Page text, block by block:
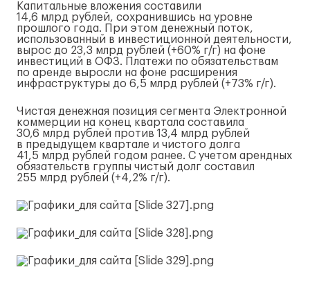
Капитальные вложения составили
14,6 млрд рублей, сохранившись на уровне
прошлого года. При этом денежный поток,
использованный в инвестиционной деятельности,
вырос до 23,3 млрд рублей (+60% г/г) на фоне
инвестиций в ОФЗ. Платежи по обязательствам
по аренде выросли на фоне расширения
инфраструктуры до 6,5 млрд рублей (+73% г/г).
Чистая денежная позиция сегмента Электронной
коммерции на конец квартала составила
30,6 млрд рублей против 13,4 млрд рублей
в предыдущем квартале и чистого долга
41,5 млрд рублей годом ранее. С учетом арендных
обязательств группы чистый долг составил
255 млрд рублей (+4,2% г/г).